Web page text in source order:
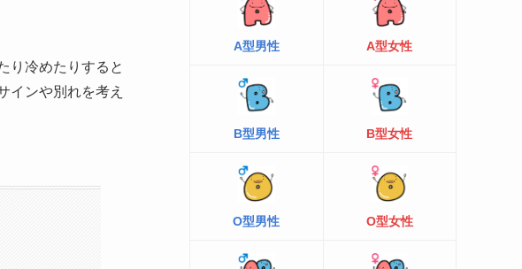
り冷めたりすると
インや別れを考え
A型男性 A型女性
B型男性 B型女性
O型男性 O型女性